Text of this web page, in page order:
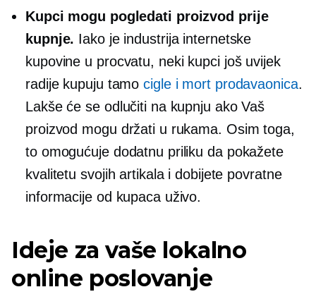
Kupci mogu pogledati proizvod prije
kupnje. Iako je industrija internetske
kupovine u procvatu, neki kupci još uvijek
radije kupuju tamocigle i mortprodavaonica.
Lakše će se odlučiti na kupnju ako Vaš
proizvod mogu držati u rukama. Osim toga,
to omogućuje dodatnu priliku da pokažete
kvalitetu svojih artikala i dobijete povratne
informacije od kupaca uživo.
Ideje za vaše lokalno
online poslovanje